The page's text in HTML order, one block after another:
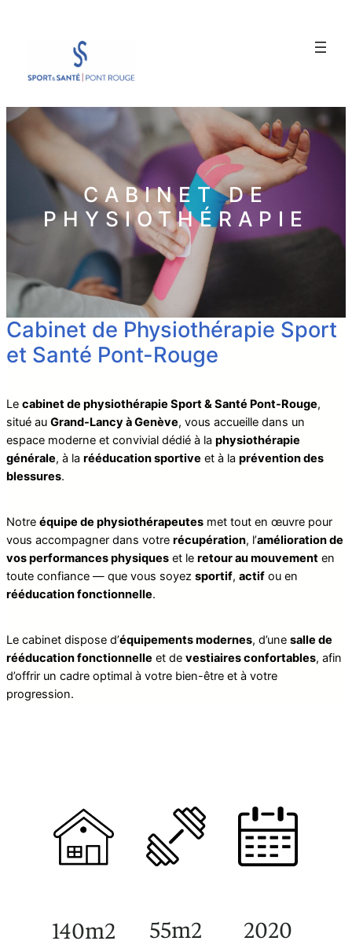
CABINET DE
PHYSIOTHÉRAPIE
Cabinet de Physiothérapie Sport
et Santé Pont-Rouge
Le cabinet de physiothérapie Sport & Santé Pont-Rouge,
situé au Grand-Lancy à Genève, vous accueille dans un
espace moderne et convivial dédié à la physiothérapie
générale, à la rééducation sportive et à la prévention des
blessures.
Notre équipe de physiothérapeutes met tout en œuvre pour
vous accompagner dans votre récupération, l’amélioration de
vos performances physiques et le retour au mouvement en
toute confiance — que vous soyez sportif, actif ou en
rééducation fonctionnelle.
Le cabinet dispose d’équipements modernes, d’une salle de
rééducation fonctionnelle et de vestiaires confortables, afin
d’offrir un cadre optimal à votre bien-être et à votre
progression.
140m2 55m2 2020